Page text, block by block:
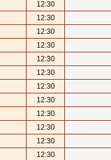
12:30
12:30
12:30
12:30
12:30
12:30
12:30
12:30
12:30
12:30
12:30
12:30